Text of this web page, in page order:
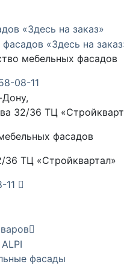
мебельных фасадов
08-11
32/36 ТЦ
фасадов
36 ТЦ «Стройквартал»
11
фасады